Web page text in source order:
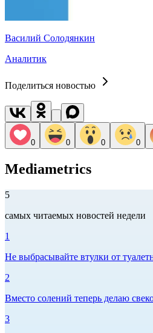
Василий Солодянкин
Аналитик
Поделиться новостью
0 0 0 0
Mediametrics
5
самых читаемых новостей недели
1
Не выбрасывайте втулки от
2
Вместо солений теперь делаю
3